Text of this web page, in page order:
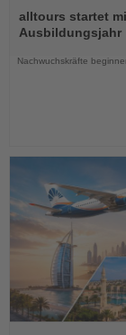
Sie
die
alltours startet
Ausbildungsjahr
Nachwuchskräfte